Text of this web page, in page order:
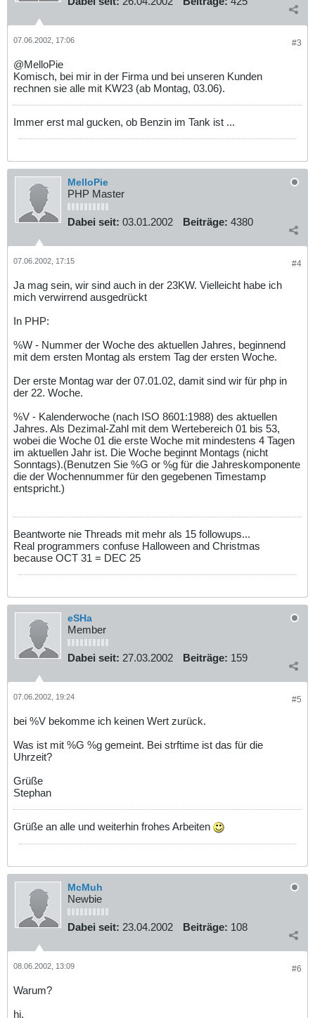
#3
07.06.2002, 17:06
@MelloPie
Komisch, bei mir in der Firma und bei unseren Kunden
rechnen sie alle mit KW23 (ab Montag, 03.06).
Immer erst mal gucken, ob Benzin im Tank ist ...
MelloPie
PHP Master
Dabei seit: 03.01.2002 Beiträge: 4380
#4
07.06.2002, 17:15
Ja mag sein, wir sind auch in der 23KW. Vielleicht habe ich
mich verwirrend ausgedrückt
In PHP:
%W - Nummer der Woche des aktuellen Jahres, beginnend
mit dem ersten Montag als erstem Tag der ersten Woche.
Der erste Montag war der 07.01.02, damit sind wir für php in
der 22. Woche.
%V - Kalenderwoche (nach ISO 8601:1988) des aktuellen
Jahres. Als Dezimal-Zahl mit dem Wertebereich 01 bis 53,
wobei die Woche 01 die erste Woche mit mindestens 4 Tagen
im aktuellen Jahr ist. Die Woche beginnt Montags (nicht
Sonntags).(Benutzen Sie %G or %g für die Jahreskomponente
die der Wochennummer für den gegebenen Timestamp
entspricht.)
Beantworte nie Threads mit mehr als 15 followups...
Real programmers confuse Halloween and Christmas
because OCT 31 = DEC 25
eSHa
Member
Dabei seit: 27.03.2002 Beiträge: 159
#5
07.06.2002, 19:24
bei %V bekomme ich keinen Wert zurück.
Was ist mit %G %g gemeint. Bei strftime ist das für die
Uhrzeit?
Grüße
Stephan
Grüße an alle und weiterhin frohes Arbeiten
McMuh
Newbie
Dabei seit: 23.04.2002 Beiträge: 108
#6
08.06.2002, 13:09
Warum?
hi,